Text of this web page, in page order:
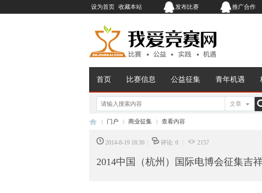
设为首页 收藏本站 发布比赛 推广合作
首页 比赛信息 公益征集 青年机遇
文章
›
门户
›
商业征集 查看内容
2014-8-19 18:30 评论: 0 2157
2014中国（杭州）国际电博会征集吉